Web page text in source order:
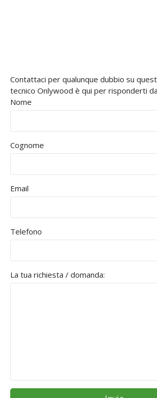
Contattaci per qualunque dubbio su
tecnico Onlywood è qui per risponderti
Nome
Cognome
Email
Telefono
La tua richiesta / domanda: